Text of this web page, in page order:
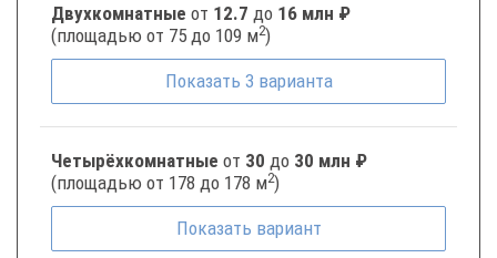
Двухкомнатные от 12.7 до 16 млн ₽
(площадью от 75 до 109 м2)
Показать 3 варианта
Четырёхкомнатные от 30 до 30 млн ₽
(площадью от 178 до 178 м2)
Показать вариант